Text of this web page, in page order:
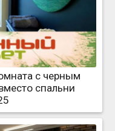
с черным
спальни